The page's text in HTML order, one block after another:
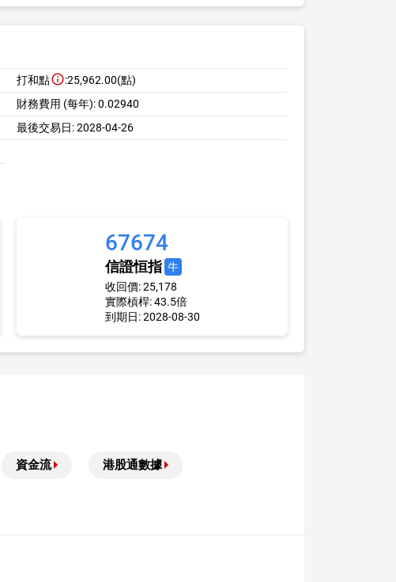
打和點 :25,962.00(點)
財務費用 (每年):0.02940
最後交易日:2028-04-26
67674
信證恒指 牛
收回價: 25,178
實際槓桿: 43.5倍
到期日: 2028-08-30
資金流 港股通數據